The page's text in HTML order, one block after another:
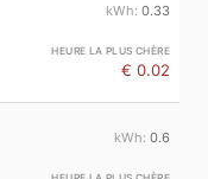
0.33
€ 0.02
0.6